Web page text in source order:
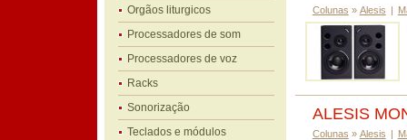
Orgãos liturgicos
Processadores de som
Processadores de voz
Racks
Sonorização
Teclados e módulos
Colunas » Alesis |
ALESIS
Colunas » Alesis |